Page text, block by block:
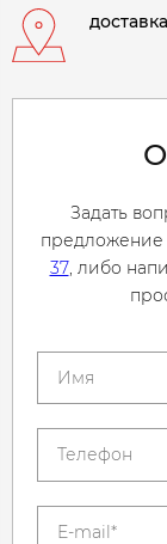
Задать
предложение
37, либо